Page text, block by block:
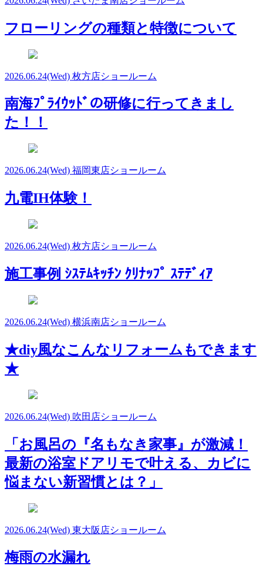
フローリングの種類と特徴について
2026.06.24(Wed) 枚方店ショールーム
南海ﾌﾟﾗｲｳｯﾄﾞの研修に行ってきまし
た！！
2026.06.24(Wed) 福岡東店ショールーム
九電IH体験！
2026.06.24(Wed) 枚方店ショールーム
施工事例 ｼｽﾃﾑｷｯﾁﾝ ｸﾘﾅｯﾌﾟ ｽﾃﾃﾞｨｱ
2026.06.24(Wed) 横浜南店ショールーム
★diy風なこんなリフォームもできます
★
2026.06.24(Wed) 吹田店ショールーム
「お風呂の『名もなき家事』が激減！
最新の浴室ドアリモで叶える、カビに
悩まない新習慣とは？」
2026.06.24(Wed) 東大阪店ショールーム
梅雨の水漏れ